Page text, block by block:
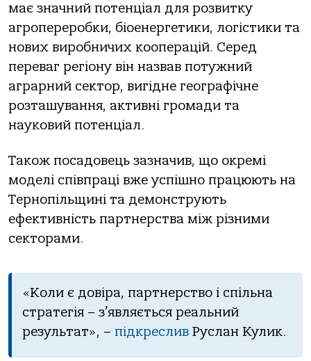
має значний потенціал для розвитку
агропереробки, біоенергетики, логістики та
нових виробничих кооперацій. Серед
переваг регіону він назвав потужний
аграрний сектор, вигідне географічне
розташування, активні громади та
науковий потенціал.
Також посадовець зазначив, що окремі
моделі співпраці вже успішно працюють на
Тернопільщині та демонструють
ефективність партнерства між різними
секторами.
«Коли є довіра, партнерство і спільна
стратегія – з’являється реальний
результат», – підкреслив Руслан Кулик.